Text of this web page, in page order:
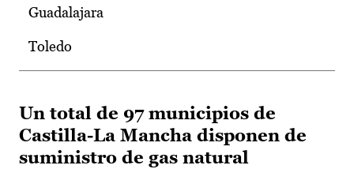
Guadalajara
Toledo
Un total de 97 municipios de
Castilla-La Mancha disponen de
suministro de gas natural